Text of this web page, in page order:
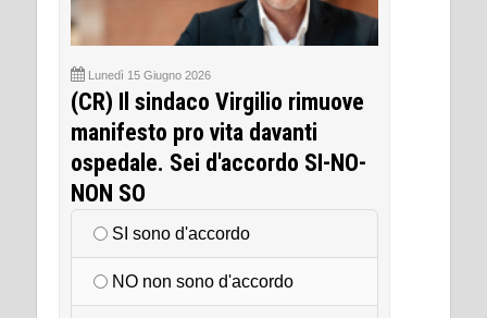
Lunedì 15 Giugno 2026
(CR) Il sindaco Virgilio rimuove
manifesto pro vita davanti
ospedale. Sei d'accordo SI-NO-
NON SO
SI sono d'accordo
NO non sono d'accordo